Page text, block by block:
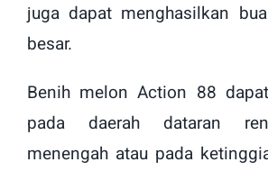
juga dapat menghasilkan
besar.
Benih melon Action 88
pada daerah dataran
menengah atau pada